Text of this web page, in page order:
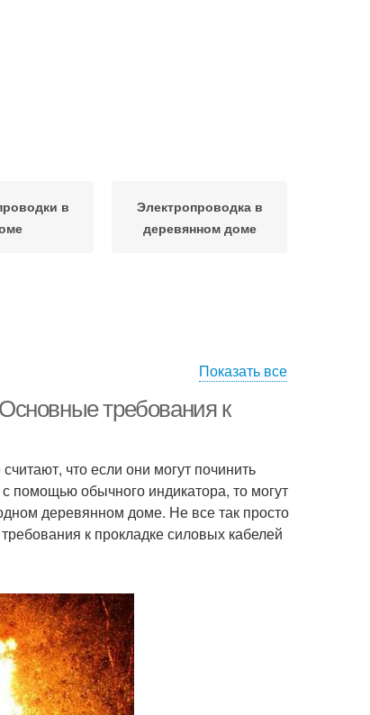
в
Электропроводка в
деревянном доме
Показать все
требования к
что если они могут починить
помощью обычного индикатора, то могут
деревянном доме. Не все так просто
к прокладке силовых кабелей